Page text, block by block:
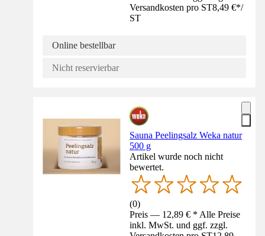
Versandkosten pro ST8,49 €*/
ST
Online bestellbar
Nicht reservierbar
Sauna Peelingsalz Weka natur
500 g
Artikel wurde noch nicht
bewertet.
(0)
Preis — 12,89 € * Alle Preise
inkl. MwSt. und ggf. zzgl.